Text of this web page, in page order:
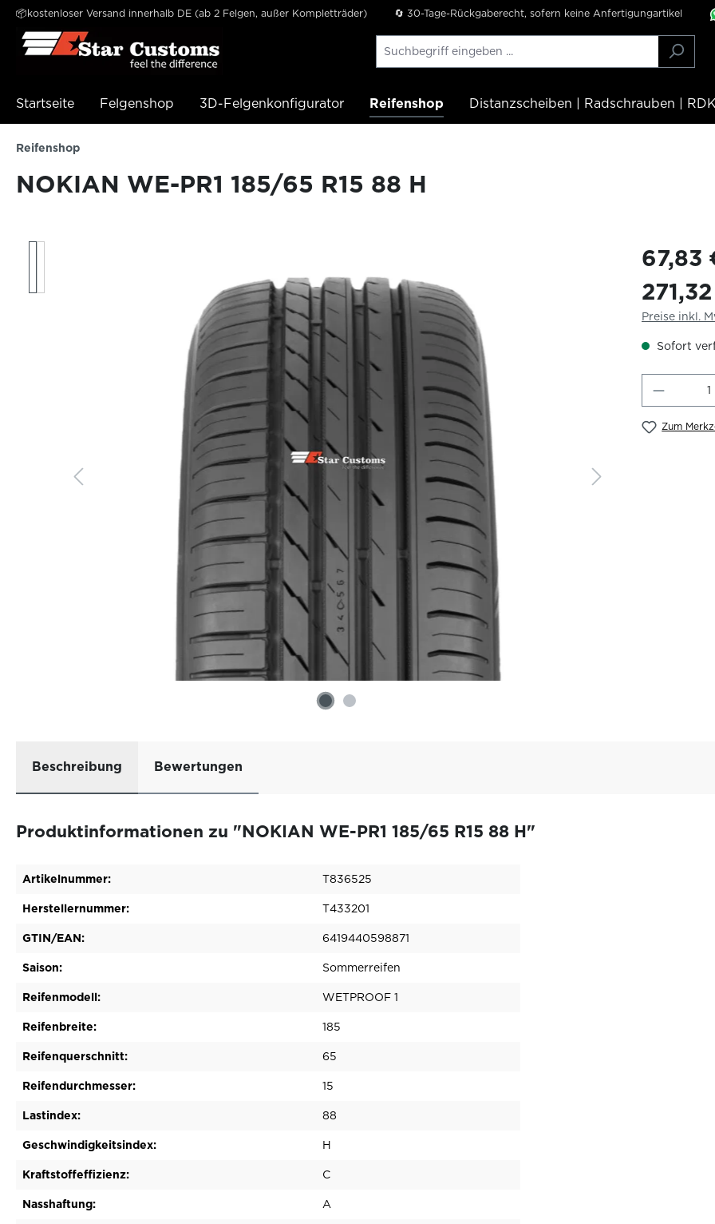
springen Zur Hauptnavigation springen
📦kostenloser Versand innerhalb DE (ab 2 Felgen, außer Kompletträder) 🔄 30-Tage-Rückgaberecht, sofern keine Anfertigungartikel
Startseite Felgenshop 3D-Felgenkonfigurator Reifenshop Distanzscheiben | Radschrauben |
Reifenshop
NOKIAN WE-PR1 185/65 R15 88 H
67,83
Preise inkl.
Sofort
Zum
Beschreibung Bewertungen
Produktinformationen zu "NOKIAN WE-PR1 185/65 R15 88 H"
Artikelnummer: T836525
Herstellernummer: T433201
GTIN/EAN: 6419440598871
Saison: Sommerreifen
Reifenmodell: WETPROOF 1
Reifenbreite: 185
Reifenquerschnitt: 65
Reifendurchmesser: 15
Lastindex: 88
Geschwindigkeitsindex: H
Kraftstoffeffizienz: C
Nasshaftung: A